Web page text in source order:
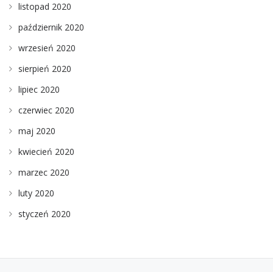
listopad 2020
październik 2020
wrzesień 2020
sierpień 2020
lipiec 2020
czerwiec 2020
maj 2020
kwiecień 2020
marzec 2020
luty 2020
styczeń 2020